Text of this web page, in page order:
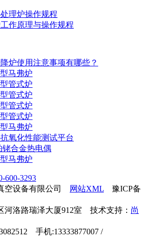
理炉操作规程
作原理与操作规程
炉使用注意事项有哪些？
马弗炉
管式炉
管式炉
管式炉
管式炉
马弗炉
氧化性能测试平台
合金热电偶
马弗炉
600-3293
空设备有限公司
网站XML 豫ICP备
河洛路瑞泽大厦912室 技术支持： 尚
手机:13333877007 /